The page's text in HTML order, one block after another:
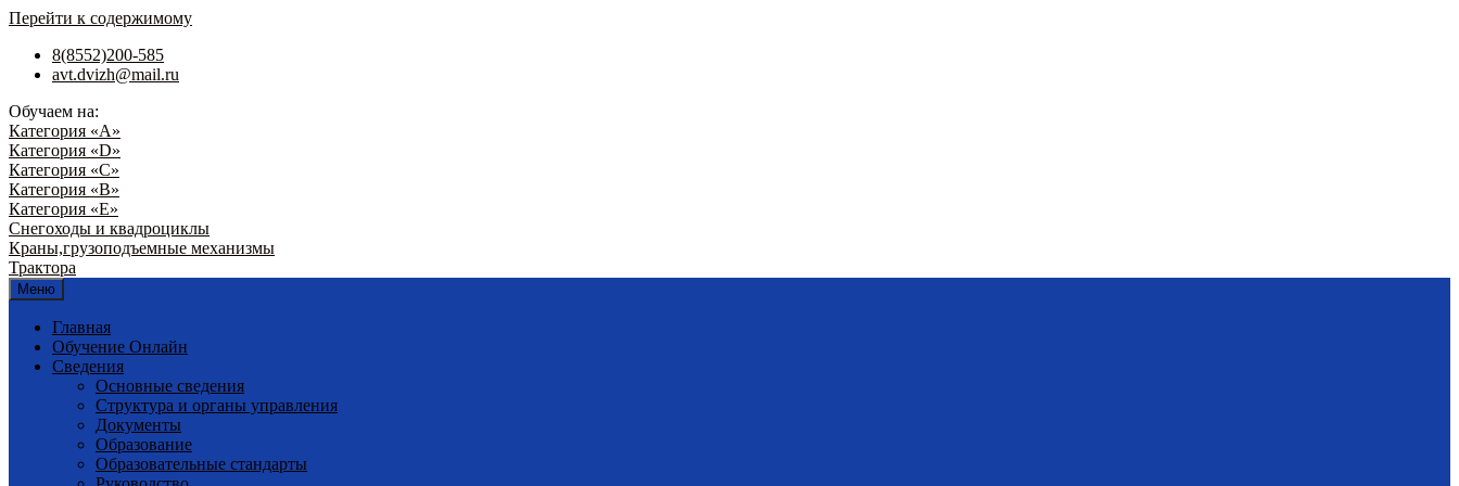
Перейти к содержимому
8(8552)200-585
avt.dvizh@mail.ru
Обучаем на:
Категория «A»
Категория «D»
Категория «С»
Категория «В»
Категория «Е»
Снегоходы и квадроциклы
Краны,грузоподъемные механизмы
Трактора
Меню
Главная
Обучение Онлайн
Сведения
Основные сведения
Структура и органы управления
Документы
Образование
Образовательные стандарты